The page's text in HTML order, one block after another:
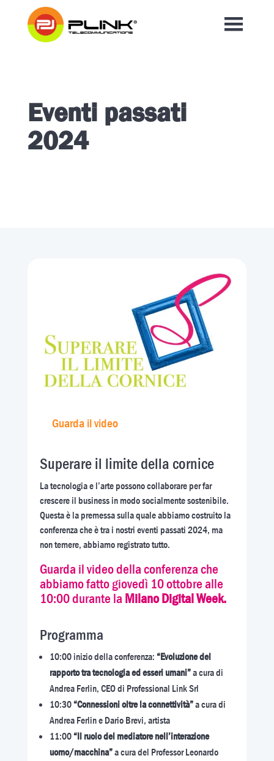
Eventi passati
2024
Guarda il video
Superare il limite della cornice
La tecnologia e l’arte possono collaborare per far
crescere il business in modo socialmente sostenibile.
Questa è la premessa sulla quale abbiamo costruito la
conferenza che è tra i nostri eventi passati 2024, ma
non temere, abbiamo registrato tutto.
Guarda il video della conferenza che
abbiamo fatto giovedì 10 ottobre alle
10:00 durante la Milano Digital Week.
Programma
10:00 inizio della conferenza:“Evoluzione del
rapporto tra tecnologia ed esseri umani”a cura di
Andrea Ferlin, CEO di Professional Link Srl
10:30“Connessioni oltre la connettività”a cura di
Andrea Ferlin e Dario Brevi, artista
11:00“Il ruolo del mediatore nell’interazione
uomo/macchina”a cura del Professor Leonardo